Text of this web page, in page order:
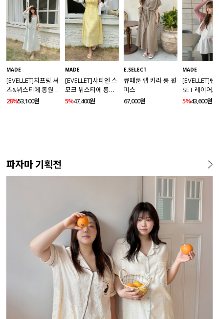
MADE
[EVELLET]치프링 셔
츠&뷔스티에 롱원피
스 세트
28%53,100원
MADE
[EVELLET]샤티엔 스
모크 뷔스티에 롱원
피스
5%47,400원
E.SELECT
큐페룬 랩 카라 롱 원
피스
67,000원
MADE
[EVELLET]렌
SET 레이어
스
5%43,600원
파자마 기획전